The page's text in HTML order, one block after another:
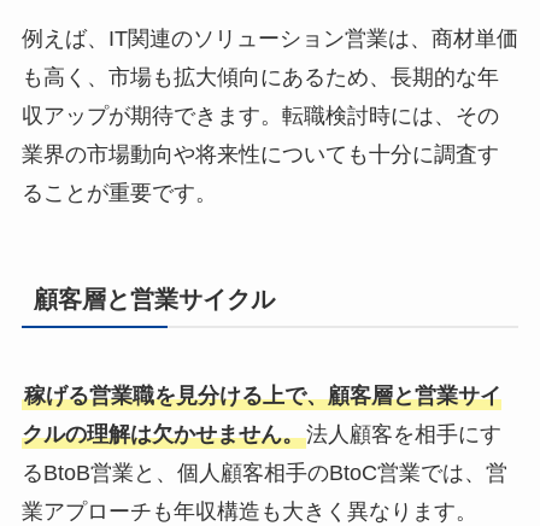
例えば、IT関連のソリューション営業は、商材単価
も高く、市場も拡大傾向にあるため、長期的な年
収アップが期待できます。転職検討時には、その
業界の市場動向や将来性についても十分に調査す
ることが重要です。
顧客層と営業サイクル
稼げる営業職を見分ける上で、顧客層と営業サイ
クルの理解は欠かせません。法人顧客を相手にす
るBtoB営業と、個人顧客相手のBtoC営業では、営
業アプローチも年収構造も大きく異なります。